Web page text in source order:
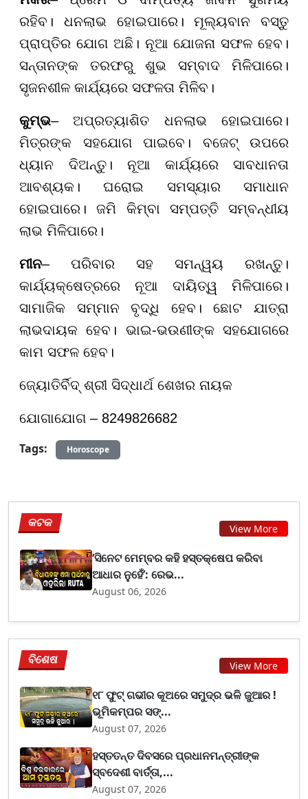
ରହିବ। ଧନଲାଭ ହୋଇପାରେ। ମୂଲ୍ୟବାନ ବସ୍ତୁ
ପ୍ରାପ୍ତିର ଯୋଗ ଅଛି। ନୂଆ ଯୋଜନା ସଫଳ ହେବ।
ସନ୍ତାନଙ୍କ ତରଫରୁ ଶୁଭ ସମ୍ବାଦ ମିଳିପାରେ।
ସୃଜନଶୀଳ କାର୍ଯ୍ୟରେ ସଫଳତା ମିଳିବ।
କୁମ୍ଭ– ଅପ୍ରତ୍ୟାଶିତ ଧନଲାଭ ହୋଇପାରେ।
ମିତ୍ରଙ୍କ ସହଯୋଗ ପାଇବେ। ବଜେଟ୍ ଉପରେ
ଧ୍ୟାନ ଦିଅନ୍ତୁ। ନୂଆ କାର୍ଯ୍ୟରେ ସାବଧାନତା
ଆବଶ୍ୟକ। ଘରୋଇ ସମସ୍ୟାର ସମାଧାନ
ହୋଇପାରେ। ଜମି କିମ୍ବା ସମ୍ପତ୍ତି ସମ୍ବନ୍ଧୀୟ
ଲାଭ ମିଳିପାରେ।
ମୀନ– ପରିବାର ସହ ସମନ୍ୱୟ ରଖନ୍ତୁ।
କାର୍ଯ୍ୟକ୍ଷେତ୍ରରେ ନୂଆ ଦାୟିତ୍ୱ ମିଳିପାରେ।
ସାମାଜିକ ସମ୍ମାନ ବୃଦ୍ଧି ହେବ। ଛୋଟ ଯାତ୍ରା
ଲାଭଦାୟକ ହେବ। ଭାଇ-ଭଉଣୀଙ୍କ ସହଯୋଗରେ
କାମ ସଫଳ ହେବ।
ଜ୍ୟୋତିର୍ବିଦ୍ ଶ୍ରୀ ସିଦ୍ଧାର୍ଥ ଶେଖର ନାୟକ
ଯୋଗାଯୋଗ – 8249826682
Tags:
Horoscope
କଟକ View More
‘ସିନେଟ ମେମ୍ବର କହି ହସ୍ତକ୍ଷେପ କରିବା
ଆଧାର ନୁହେଁ’: ରେଭ...
August 06, 2026
ବିଶେଷ View More
୧୮ ଫୁଟ୍ ଗଭୀର କୂଅରେ ସମୁଦ୍ର ଭଳି ଜୁଆର !
ଭୂମିକମ୍ପର ସଙ୍...
August 07, 2026
ହସ୍ତତନ୍ତ ଦିବସରେ ପ୍ରଧାନମନ୍ତ୍ରୀଙ୍କ
ସ୍ବଦେଶୀ ବାର୍ତ୍ତା,...
August 07, 2026